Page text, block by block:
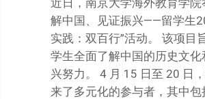
解中国、见证振兴——留学生
实践：双百行”活动。 该项目
学生全面了解中国的历史文化
兴努力。 4 月 15 日至 20 日
来了多元化的参与者，其中包